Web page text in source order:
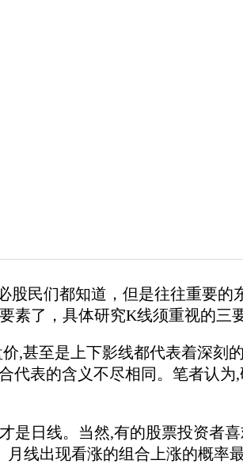
股民们都知道，但是往往重要的
素了，具体研究K线须重视的三
至是上下影线都代表着深刻
代表的含义不尽相同。笔者认为
日线。当然,有的股票投资者喜
线出现看涨的组合上涨的概率